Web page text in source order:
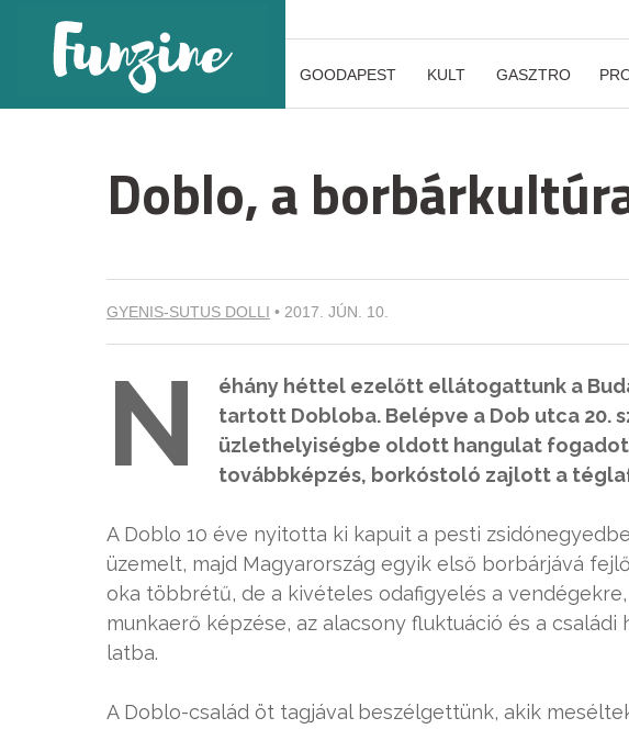
GOODAPEST KULT GASZTRO
Doblo, a
GYENIS-SUTUS DOLLI • 2017. JÚN. 10.
N
éhány héttel ezelőtt ellátogattunk a
tartott Dobloba. Belépve a Dob utca 20.
üzlethelyiségbe oldott hangulat
továbbképzés, borkóstoló zajlott a
A Doblo 10 éve nyitotta ki kapuit a pesti
üzemelt, majd Magyarország egyik első borbárjává
oka többrétű, de a kivételes odafigyelés a
munkaerő képzése, az alacsony fluktuáció és a
latba.
A Doblo-család öt tagjával beszélgettünk, akik